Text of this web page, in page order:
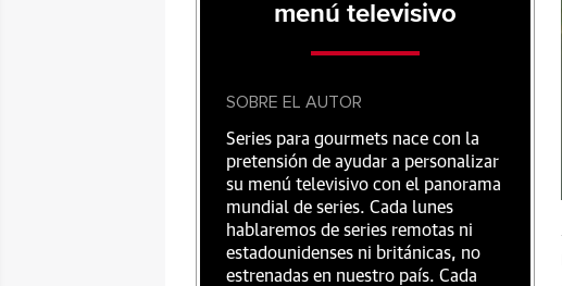
menú televisivo
SOBRE EL AUTOR
Series para gourmets nace con la
pretensión de ayudar a personalizar
su menú televisivo con el panorama
mundial de series. Cada lunes
hablaremos de series remotas ni
estadounidenses ni británicas, no
estrenadas en nuestro país. Cada